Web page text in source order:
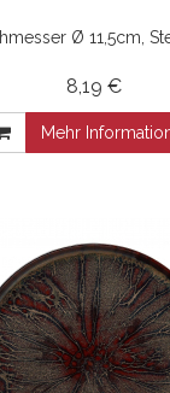
Ø 11,5cm,
8,19 €
Mehr